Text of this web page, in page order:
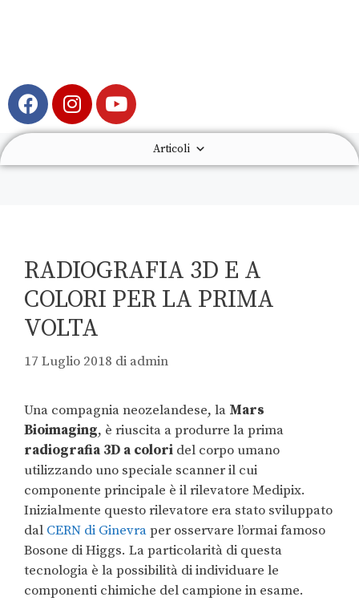
Articoli
RADIOGRAFIA 3D E A
COLORI PER LA PRIMA
VOLTA
17 Luglio 2018 di admin
Una compagnia neozelandese, la Mars
Bioimaging, è riuscita a produrre la prima
radiografia 3D a colori del corpo umano
utilizzando uno speciale scanner il cui
componente principale è il rilevatore Medipix.
Inizialmente questo rilevatore era stato sviluppato
dal CERN di Ginevraper osservare l’ormai famoso
Bosone di Higgs. La particolarità di questa
tecnologia è la possibilità di individuare le
componenti chimiche del campione in esame.